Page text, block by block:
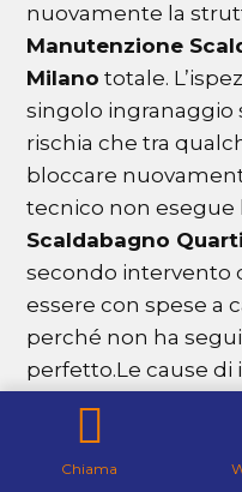
nuovamente la
Manutenzione
Milano totale.
singolo ingranaggio
rischia che tra
bloccare
tecnico non esegue
Scaldabagno
secondo intervento
essere con spese a
perché non ha
perfetto.Le cause di
modelli elettrici di
causate anche da
Manutenzione
Chiama